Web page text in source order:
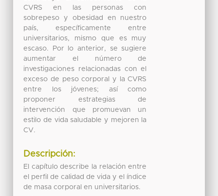
CVRS en las personas con
sobrepeso y obesidad en nuestro
país, específicamente entre
universitarios, mismo que es muy
escaso. Por lo anterior, se sugiere
aumentar el número de
investigaciones relacionadas con el
exceso de peso corporal y la CVRS
entre los jóvenes; así como
proponer estrategias de
intervención que promuevan un
estilo de vida saludable y mejoren la
CV.
Descripción:
El capítulo describe la relación entre
el perfil de calidad de vida y el índice
de masa corporal en universitarios.